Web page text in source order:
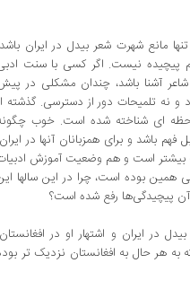
مانع شهرت شعر بیدل در ایران
پیچیده نیست‌. اگر کسی با سنت
آشنا باشد، چندان مشکلی در
و نه تلمیحات دور از دسترسی. گذشته
‌ای شناخته شده ‌است‌. خوب
باشد و برای همزبانان آنها در
بیشتر است و هم وضعیت آموزش
همین بوده است، چرا در این سالها
آن پیچیدگی‌ها رفع شده است؟
در ایران و اشتهار او در
هر حال به افغانستان نزدیک ‌تر